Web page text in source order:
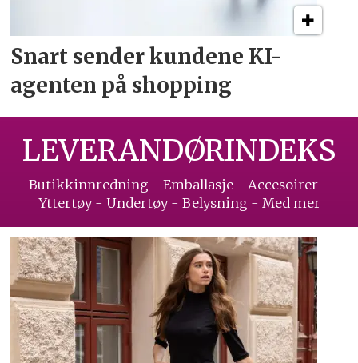
Snart sender kundene KI-
agenten på shopping
LEVERANDØRINDEKS
Butikkinnredning - Emballasje - Accesoirer -
Yttertøy - Undertøy - Belysning - Med mer